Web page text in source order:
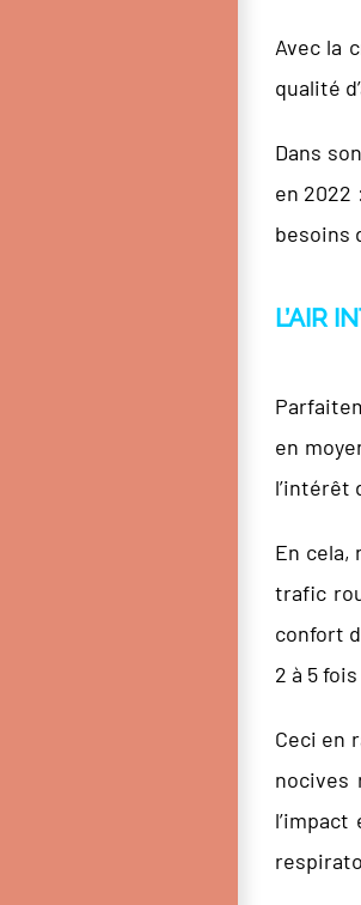
Avec la
qualité
Dans
en 2022 :
besoins
L’AIR
en
l’intérêt
En cela,
trafic
confort
2 à 5
Ceci en
nocives